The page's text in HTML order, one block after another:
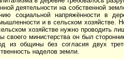
деятельности на собственной
социальной напряжённости в
и в сельском хозяйстве.
хозяйстве нужно проводить
своего министерства он был
из общины без согласия двух
наделов земли.